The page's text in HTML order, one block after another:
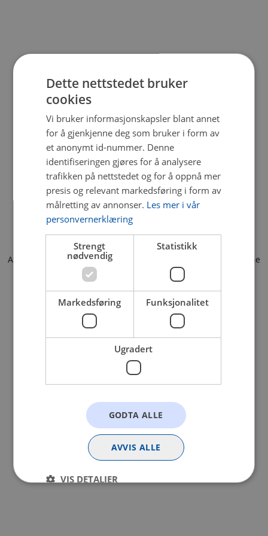
Application error: a client-side exception has occurred (see the
browser console for more information).
Dette nettstedet bruker
cookies
Vi bruker informasjonskapsler blant annet
for å gjenkjenne deg som bruker i form av
et anonymt id-nummer. Denne
identifiseringen gjøres for å analysere
trafikken på nettstedet og for å oppnå mer
presis og relevant markedsføring i form av
målretting av annonser. Les mer i vår
personvernerklæring
Strengt
nødvendig
Statistikk
Markedsføring Funksjonalitet
Ugradert
GODTA ALLE
AVVIS ALLE
VIS DETALJER